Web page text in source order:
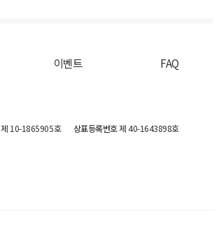
이벤트 FAQ
제 10-1865905호 상표등록번호제 40-1643898호